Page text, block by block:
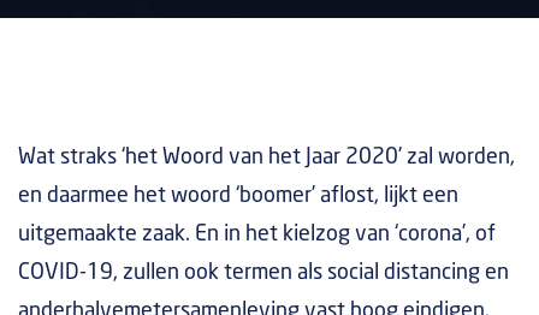
Wat straks ‘het Woord van het Jaar 2020’ zal worden,
en daarmee het woord ‘boomer’ aflost, lijkt een
uitgemaakte zaak. En in het kielzog van ‘corona’, of
COVID-19, zullen ook termen als social distancing en